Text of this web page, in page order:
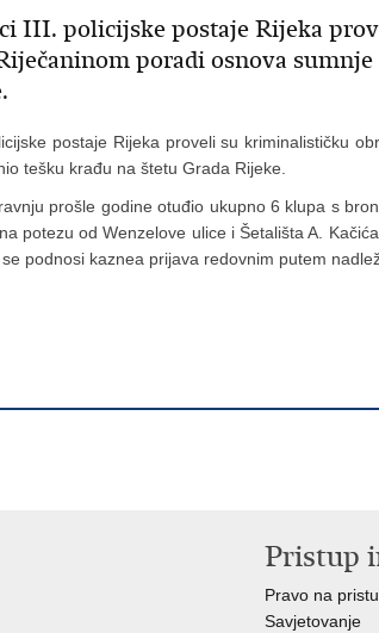
III. policijske postaje Rijeka
poradi osnova
postaje Rijeka proveli su kriminalističku
tešku krađu na štetu Grada Rijeke.
prošle godine otuđio ukupno 6 klupa s
potezu od Wenzelove ulice i Šetališta A.
podnosi kaznea prijava redovnim putem
Pristup
Pravo na
Savjetovanje